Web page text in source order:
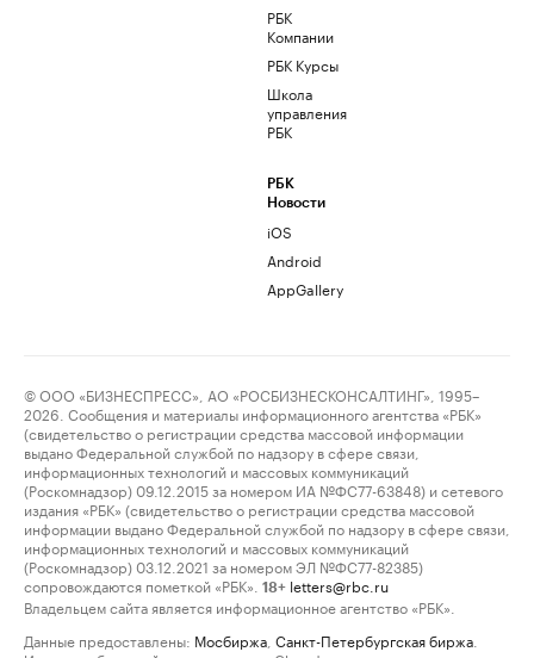
РБК
Компании
РБК Курсы
Школа
управления
РБК
РБК
Новости
iOS
Android
AppGallery
© ООО «БИЗНЕСПРЕСС», АО «РОСБИЗНЕСКОНСАЛТИНГ», 1995–
2026. Сообщения и материалы информационного агентства «РБК»
(свидетельство о регистрации средства массовой информации
выдано Федеральной службой по надзору в сфере связи,
информационных технологий и массовых коммуникаций
(Роскомнадзор) 09.12.2015 за номером ИА №ФС77-63848) и сетевого
издания «РБК» (свидетельство о регистрации средства массовой
информации выдано Федеральной службой по надзору в сфере связи,
информационных технологий и массовых коммуникаций
(Роскомнадзор) 03.12.2021 за номером ЭЛ №ФС77-82385)
сопровождаются пометкой «РБК».
18+ letters@rbc.ru
Владельцем сайта является информационное агентство «РБК».
Данные предоставлены: Мосбиржа Санкт-Петербургская биржа